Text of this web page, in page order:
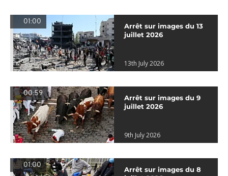
01:00
Arrêt sur images du 13
juillet 2026
13th July 2026
00:59
Arrêt sur images du 9
juillet 2026
9th July 2026
01:00
Arrêt sur images du 8